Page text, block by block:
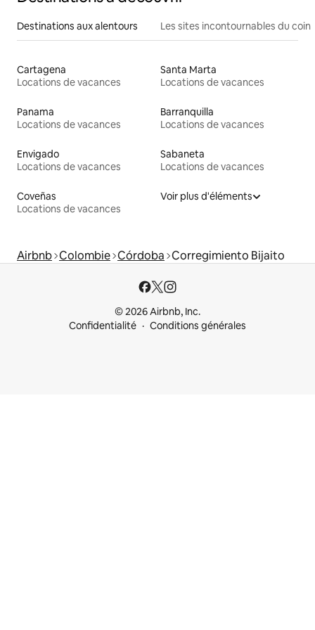
Destinations aux alentours Les sites incontournables du coin
Cartagena
Locations de vacances
Santa Marta
Locations de vacances
Panama
Locations de vacances
Barranquilla
Locations de vacances
Envigado
Locations de vacances
Sabaneta
Locations de vacances
Coveñas
Locations de vacances
Voir plus d'éléments
Airbnb Colombie Córdoba Corregimiento Bijaito
© 2026 Airbnb, Inc.
Confidentialité
Conditions générales